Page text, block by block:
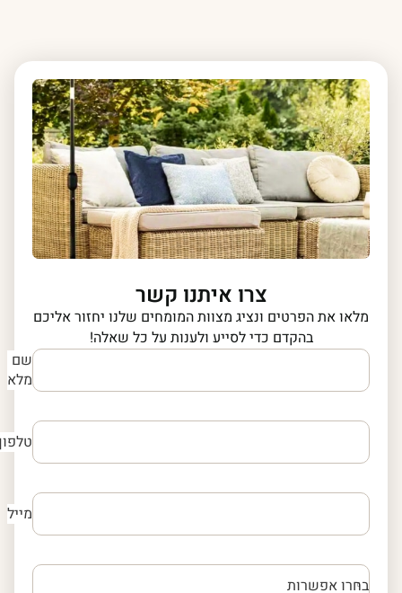
צרו איתנו קשר
מלאו את הפרטים ונציג מצוות המומחים שלנו יחזור אליכם
בהקדם כדי לסייע ולענות על כל שאלה!
שם
מלא
טלפון
מייל